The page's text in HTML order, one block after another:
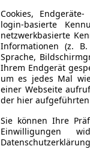
Cookies,
login-basierte
netzwerkbasierte
Informationen (z.
Sprache,
Ihrem Endgerät
um es jedes Mal
einer Webseite
der hier
Sie können Ihre
Einwilligungen